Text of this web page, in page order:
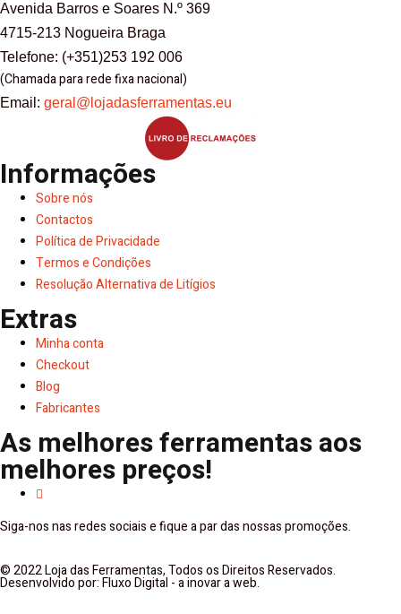
Avenida Barros e Soares N.º 369
4715-213 Nogueira Braga
Telefone: (+351)253 192 006
(Chamada para rede fixa nacional)
Email: geral@lojadasferramentas.eu
Informações
Sobre nós
Contactos
Política de Privacidade
Termos e Condições
Resolução Alternativa de Litígios
Extras
Minha conta
Checkout
Blog
Fabricantes
As melhores ferramentas aos
melhores preços!
Siga-nos nas redes sociais e fique a par das nossas promoções.
© 2022 Loja das Ferramentas, Todos os Direitos Reservados.
Desenvolvido por: Fluxo Digital - a inovar a web.